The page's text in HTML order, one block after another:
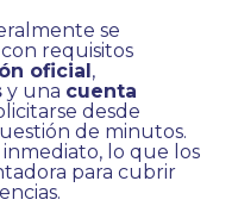
se
requisitos
oficial ,
y una cuenta
desde
de minutos.
inmediato, lo que los
para cubrir